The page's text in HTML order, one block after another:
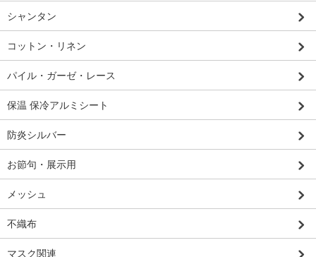
シャンタン
コットン・リネン
パイル・ガーゼ・レース
保温 保冷アルミシート
防炎シルバー
お節句・展示用
メッシュ
不織布
マスク関連